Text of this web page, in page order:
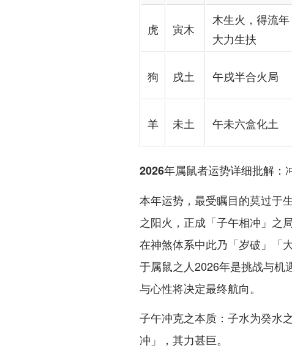
虎 寅木
木生火，得流年
大力生扶
狗 戌土 午戌半合火局
羊 未土 午未六盒化土
2026年属鼠者运势详细批解：
本年运势，最受瞩目的莫过于
之阳火，正成「子午相冲」之
在神煞体系中此乃「岁破」「
于属鼠之人2026年是挑战与机
与心性将决定最终航向。
子午冲克之本质：子水为癸水
冲」，其力甚巨。